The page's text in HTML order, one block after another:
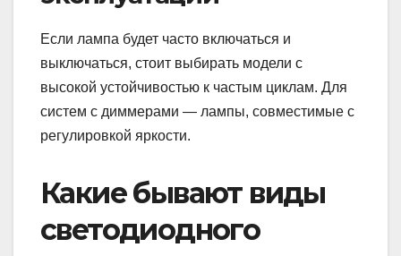
Если лампа будет часто включаться и
выключаться, стоит выбирать модели с
высокой устойчивостью к частым циклам. Для
систем с диммерами — лампы, совместимые с
регулировкой яркости.
Какие бывают виды
светодиодного